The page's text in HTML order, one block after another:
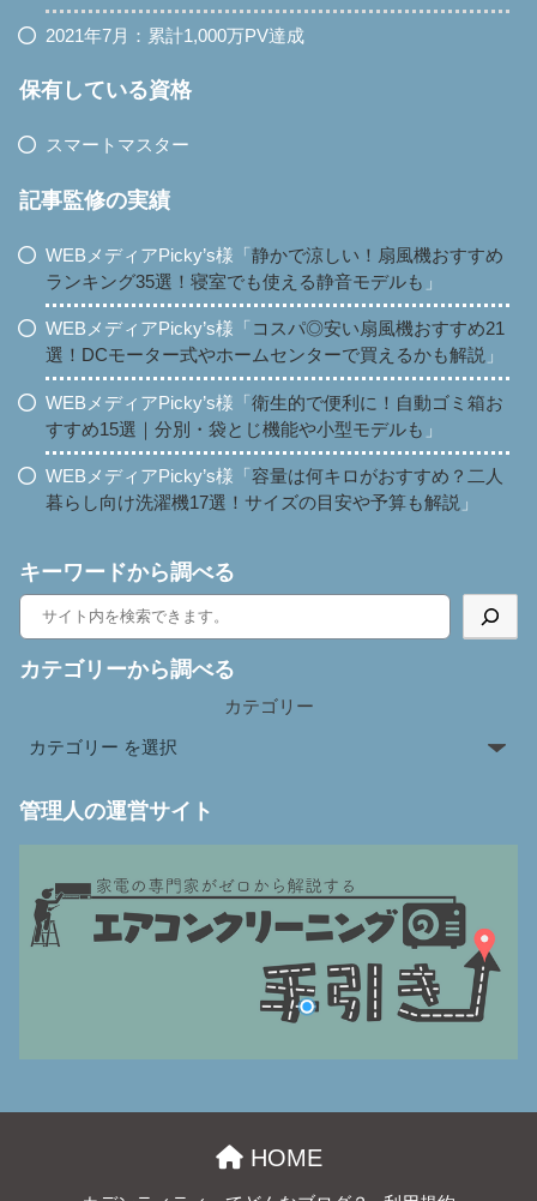
2021年7月：累計1,000万PV達成
保有している資格
スマートマスター
記事監修の実績
WEBメディアPicky’s様「静かで涼しい！扇風機おすすめ
ランキング35選！寝室でも使える静音モデルも 」
WEBメディアPicky’s様「 コスパ◎安い扇風機おすすめ21
選！DCモーター式やホームセンターで買えるかも解説 」
WEBメディアPicky’s様「衛生的で便利に！自動ゴミ箱お
すすめ15選｜分別・袋とじ機能や小型モデルも 」
WEBメディアPicky’s様「容量は何キロがおすすめ？二人
暮らし向け洗濯機17選！サイズの目安や予算も解説 」
キーワードから調べる
カテゴリーから調べる
カテゴリー
管理人の運営サイト
HOME